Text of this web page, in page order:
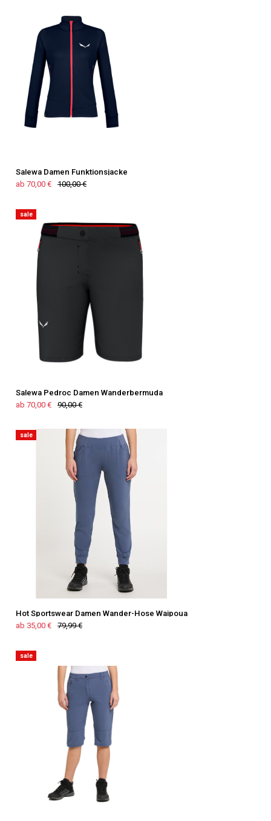
Salewa Damen Funktionsjacke
ab 70,00 €
100,00 €
sale
Salewa Pedroc Damen Wanderbermuda
ab 70,00 €
90,00 €
sale
Hot Sportswear Damen Wander-Hose Waipoua
ab 35,00 €
79,99 €
sale